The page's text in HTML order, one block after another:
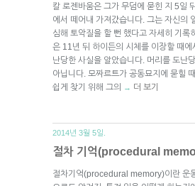
칼 로젠바움은 그가 무덤에 묻힌 지 5일
에서 떼어내 가져갔습니다. 그는 자신의
심해 토악질을 할 뻔 했다고 자세히 기록
은 11년 뒤 하이든의 시체를 이장할 때에
난당한 사실을 알았습니다. 머리를 도난
아닙니다. 모짜르트가 공동묘지에 묻힐
쉽게 찾기 위해 그의
→ 더 보기
2014년 3월 5일.
절차 기억(procedural
절차기억(procedural memory)이란 운